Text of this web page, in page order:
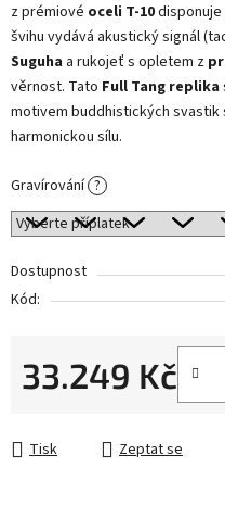
z prémiové oceli T-10
švihu vydává akustický signál
Suguha a rukojeť s opletem z
věrnost. Tato Full Tang replika
motivem buddhistických svastik
harmonickou sílu.
Gravírování ?
Dostupnost
Kód:
33.249 Kč
Tisk Zeptat se